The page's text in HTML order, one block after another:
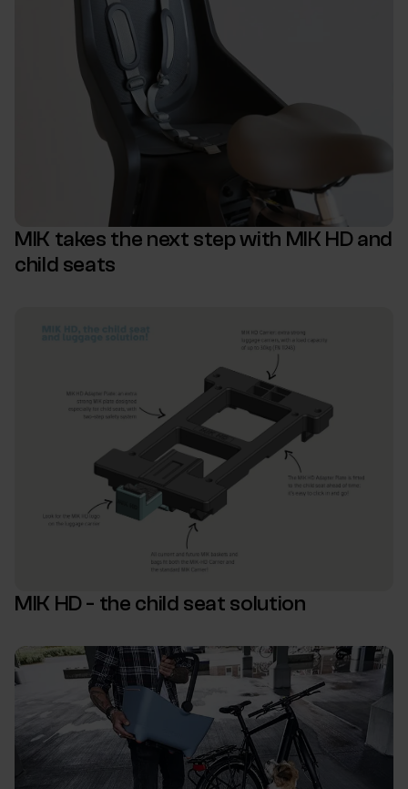
MIK takes the next step with MIK HD and
child seats
MIK HD - the child seat solution